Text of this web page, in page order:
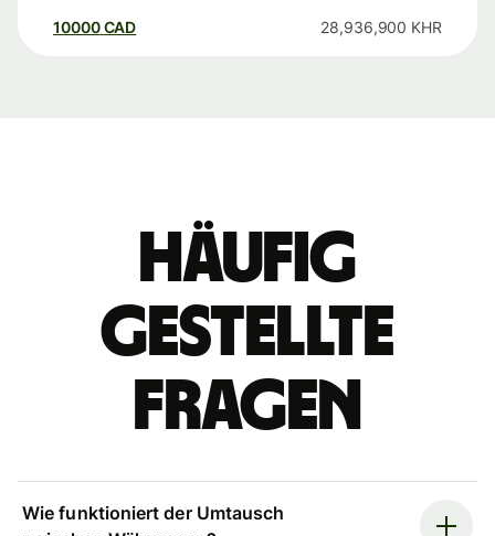
10000 CAD 28,936,900 KHR
Häufig
gestellte
Fragen
Wie funktioniert der Umtausch